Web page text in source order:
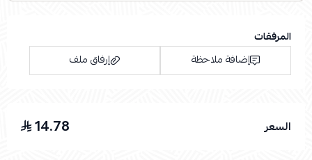
المرفقات
إضافة ملاحظة
إرفاق ملف
السعر 14.78